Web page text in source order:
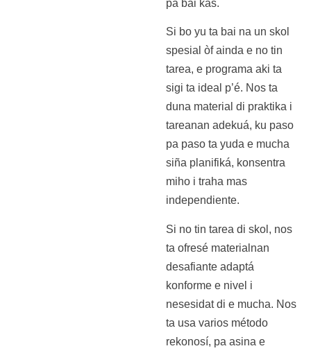
pa bai kas.
Si bo yu ta bai na un skol
spesial òf ainda e no tin
tarea, e programa aki ta
sigi ta ideal p’é. Nos ta
duna material di praktika i
tareanan adekuá, ku paso
pa paso ta yuda e mucha
siña planifiká, konsentra
miho i traha mas
independiente.
Si no tin tarea di skol, nos
ta ofresé materialnan
desafiante adaptá
konforme e nivel i
nesesidat di e mucha. Nos
ta usa varios método
rekonosí, pa asina e